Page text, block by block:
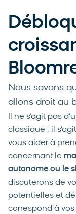
Nous savons
allons droit au
Il ne s’agit pas
classique ; il
vous aider à
concernant le
autonome ou le
discuterons de
potentielles et
correspond à